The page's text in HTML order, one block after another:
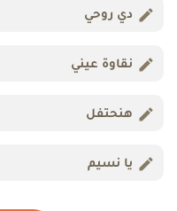
دي روحي
نقاوة عيني
هنحتفل
يا نسيم